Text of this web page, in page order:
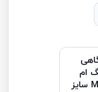
ام
اس آی مدل MSI G321CQP سایز